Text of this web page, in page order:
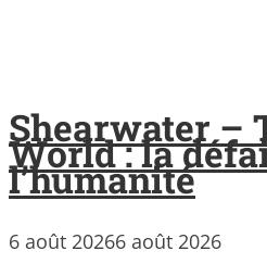
Shearwater –
World : la
l’humanité
6 août 20266 août 2026